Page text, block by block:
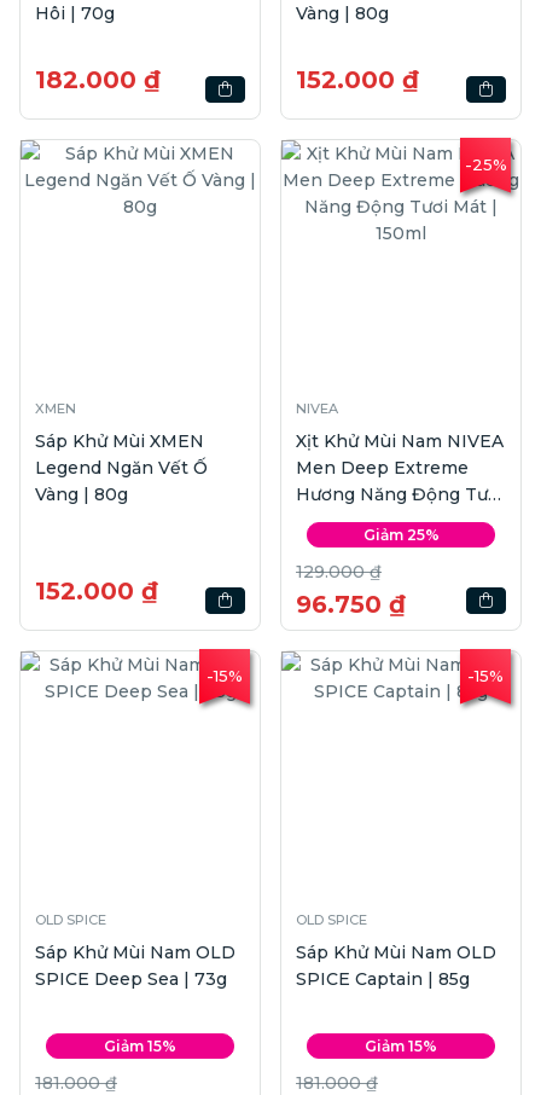
Hôi | 70g
182.000 ₫
Vàng | 80g
152.000 ₫
XMEN
Sáp Khử Mùi XMEN
Legend Ngăn Vết Ố
Vàng | 80g
152.000 ₫
-25%
NIVEA
Xịt Khử Mùi Nam NIVEA
Men Deep Extreme
Hương Năng Động Tươi
Mát | 150ml
Giảm 25%
129.000 ₫
96.750 ₫
-15%
OLD SPICE
Sáp Khử Mùi Nam OLD
SPICE Deep Sea | 73g
Giảm 15%
181.000 ₫
-15%
OLD SPICE
Sáp Khử Mùi Nam OLD
SPICE Captain | 85g
Giảm 15%
181.000 ₫